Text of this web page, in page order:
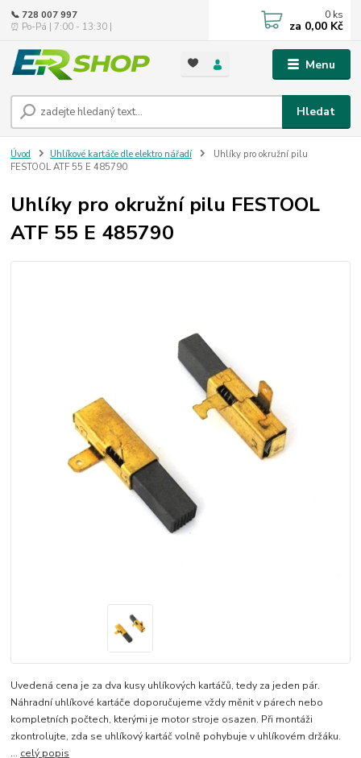
Menu
Hledat
📞 728 007 997
⏰ Po-Pá | 7:00 - 13:30 |
0 ks
za 0,00 Kč
Úvod Uhlíkové kartáče dle elektro nářadí
Uhlíky pro okružní pilu
FESTOOL ATF 55 E 485790
Uhlíky pro okružní pilu FESTOOL
ATF 55 E 485790
Uvedená cena je za dva kusy uhlíkových kartáčů, tedy za jeden pár.
Náhradní uhlíkové kartáče doporučujeme vždy měnit v párech nebo
kompletních počtech, kterými je motor stroje osazen. Při montáži
zkontrolujte, zda se uhlíkový kartáč volně pohybuje v uhlíkovém držáku.
... celý popis